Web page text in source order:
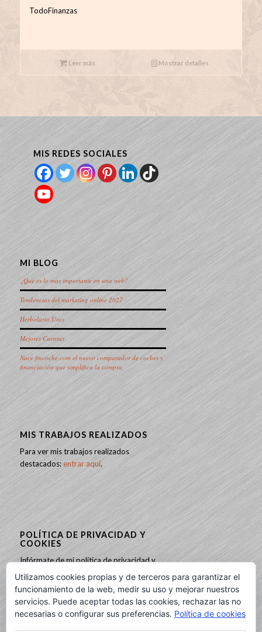
TodoFinanzas
Leer más Mostrar detalles
MIS REDES SOCIALES
MI BLOG
¿Qué es lo mas importante en una web?
Tendencias del marketing online 2027
Herbolario Uros
Mejores Cuentas
Nace fincoche.com el nuevo comparador de coches y
financiación que simplifica la compra
MIS TRABAJOS REALIZADOS
Para ver mis trabajos realizados
destacados:entrar aquí.
POLÍTICA DE PRIVACIDAD Y
COOKIES
Infórmate de mi política de privacidad y
cookies:
entrando aquí
Utilizamos cookies propias y de terceros para garantizar el
funcionamiento de la web, medir su uso y mejorar nuestros
servicios. Puede aceptar todas las cookies, rechazar las no
necesarias o configurar sus preferencias. Política de cookies